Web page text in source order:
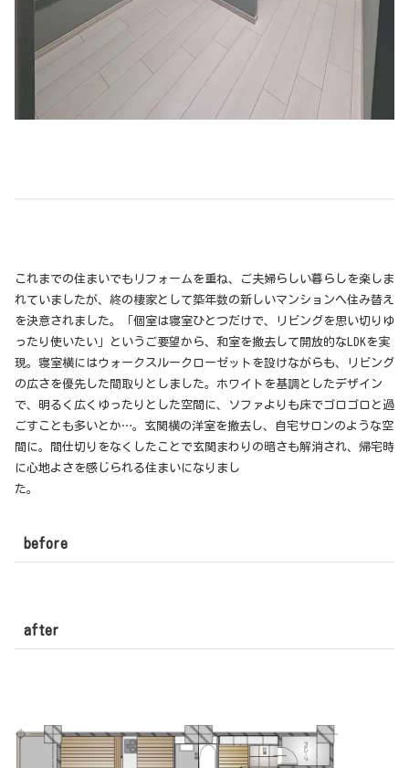
これまでの住まいでもリフォームを重ね、ご夫婦らしい暮らしを楽しま
れていましたが、終の棲家として築年数の新しいマンションへ住み替え
を決意されました。「個室は寝室ひとつだけで、リビングを思い切りゆ
ったり使いたい」というご要望から、和室を撤去して開放的なLDKを実
現。寝室横にはウォークスルークローゼットを設けながらも、リビング
の広さを優先した間取りとしました。ホワイトを基調としたデザイン
で、明るく広くゆったりとした空間に、ソファよりも床でゴロゴロと過
ごすことも多いとか…。玄関横の洋室を撤去し、自宅サロンのような空
間に。間仕切りをなくしたことで玄関まわりの暗さも解消され、帰宅時
に心地よさを感じられる住まいになりまし
た。
before
after